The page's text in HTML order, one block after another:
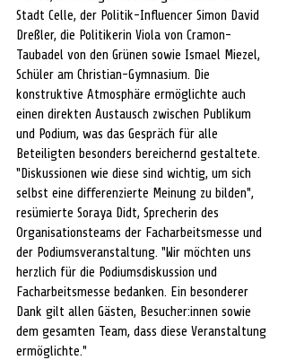
Stadt Celle, der Politik-Influencer Simon David
Dreßler, die Politikerin Viola von Cramon-
Taubadel von den Grünen sowie Ismael Miezel,
Schüler am Christian-Gymnasium. Die
konstruktive Atmosphäre ermöglichte auch
einen direkten Austausch zwischen Publikum
und Podium, was das Gespräch für alle
Beteiligten besonders bereichernd gestaltete.
"Diskussionen wie diese sind wichtig, um sich
selbst eine diﬀerenzierte Meinung zu bilden",
resümierte Soraya Didt, Sprecherin des
Organisationsteams der Facharbeitsmesse und
der Podiumsveranstaltung. "Wir möchten uns
herzlich für die Podiumsdiskussion und
Facharbeitsmesse bedanken. Ein besonderer
Dank gilt allen Gästen, Besucher:innen sowie
dem gesamten Team, dass diese Veranstaltung
ermöglichte."